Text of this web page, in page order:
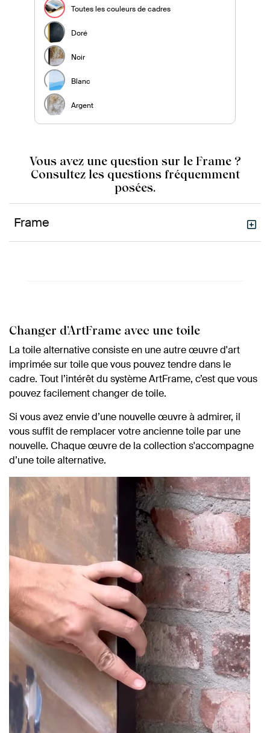
Toutes les couleurs de cadres
Doré
Noir
Blanc
Argent
Vous avez une question sur le Frame ?
Consultez les questions fréquemment
posées.
Frame
Changer d’ArtFrame avec une toile
La toile alternative consiste en une autre œuvre d'art
imprimée sur toile que vous pouvez tendre dans le
cadre. Tout l’intérêt du système ArtFrame, c’est que vous
pouvez facilement changer de toile.
Si vous avez envie d’une nouvelle œuvre à admirer, il
vous suffit de remplacer votre ancienne toile par une
nouvelle. Chaque œuvre de la collection s'accompagne
d’une toile alternative.